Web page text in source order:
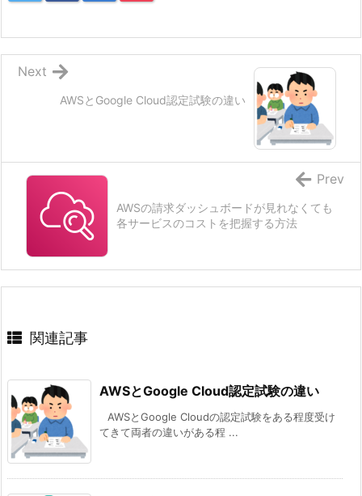
AWSとGoogle Cloud認定試験の違い
Next
AWSの請求ダッシュボードが見れなくても
各サービスのコストを把握する方法
Prev
関連記事
AWSとGoogle Cloud認定試験の違い
AWSとGoogle Cloudの認定試験をある程度受け
てきて両者の違いがある程 ...